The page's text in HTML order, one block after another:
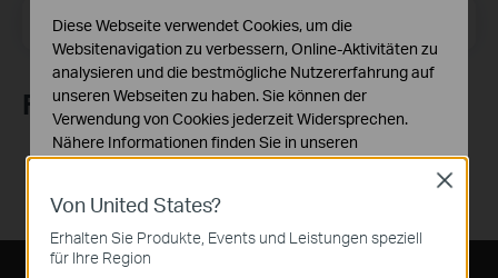
E-Mail-Adresse
Folge uns
Von United States?
Erhalten Sie Produkte, Events und Leistungen speziell
für Ihre Region
Close
Diese Webseite verwendet Cookies, um die
Websitenavigation zu verbessern, Online-Aktivitäten zu
analysieren und die bestmögliche Nutzererfahrung auf
unseren Webseiten zu haben. Sie können der
Verwendung von Cookies jederzeit Widersprechen.
Nähere Informationen finden Sie in unseren
Datenschutzhinweisen.
Notwendige Cookies
Diese Cookies sind zur Funktion der Website
erforderlich und können in Ihren Systemen nicht